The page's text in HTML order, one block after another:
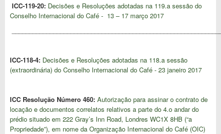
ICC-119-20: Decisões e Resoluções adotadas na 119.a sessão do
Conselho Internacional do Café - 13 – 17 março 2017
ICC-118-4: Decisões e Resoluções adotadas na 118.a sessão
(extraordinária) do Conselho Internacional do Café - 23 janeiro 2017
ICC Resolução Número 460: Autorização para assinar o contrato de
locação e documentos correlatos relativos a parte do 4.o andar do
prédio situado em 222 Gray’s Inn Road, Londres WC1X 8HB (“a
Propriedade”), em nome da Organização Internacional do Café (OIC)